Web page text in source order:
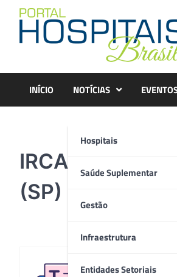
content
INÍCIO NOTÍCIAS
Hospitais
Saúde Suplementar
Gestão
Infraestrutura
Entidades Setoriais
IRCAD
(SP)